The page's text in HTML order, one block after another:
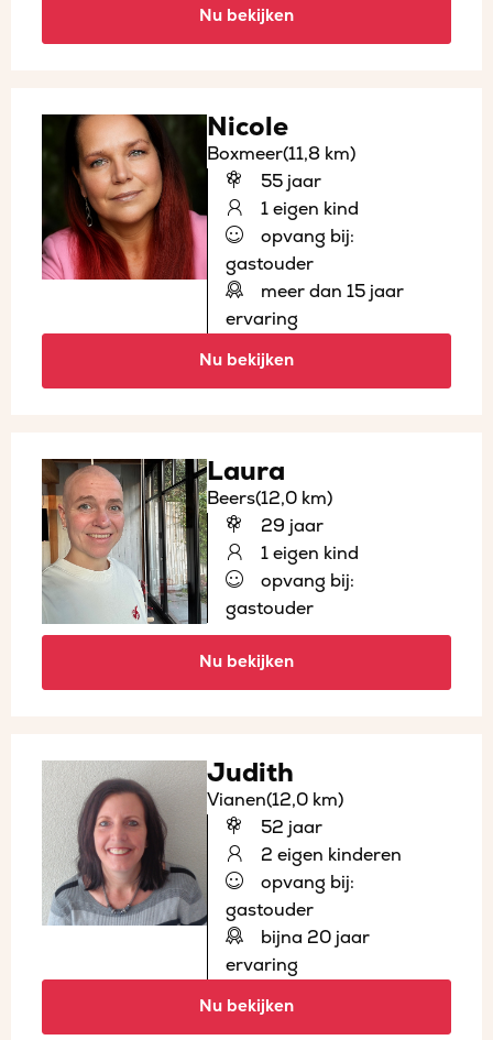
Nu bekijken
Nicole
Boxmeer(11,8 km)
55 jaar
1 eigen kind
opvang bij:
gastouder
meer dan 15 jaar
ervaring
Nu bekijken
Laura
Beers(12,0 km)
29 jaar
1 eigen kind
opvang bij:
gastouder
Nu bekijken
Judith
Vianen(12,0 km)
52 jaar
2 eigen kinderen
opvang bij:
gastouder
bijna 20 jaar
ervaring
Nu bekijken